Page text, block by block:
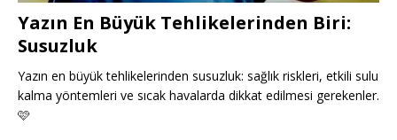
Yazın En Büyük Tehlikelerinden Biri:
Susuzluk
Yazın en büyük tehlikelerinden susuzluk: sağlık riskleri, etkili sulu
kalma yöntemleri ve sıcak havalarda dikkat edilmesi gerekenler.
🩷